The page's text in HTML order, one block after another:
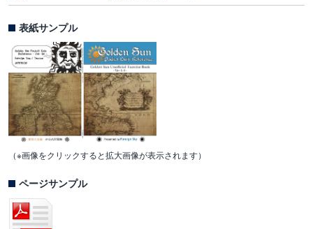
表紙サンプル
（※画像をクリックすると拡大画像が表示されます）
ページサンプル